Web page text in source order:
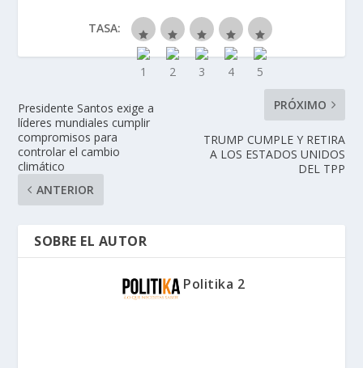
TASA:
Presidente Santos exige a
líderes mundiales cumplir
compromisos para
controlar el cambio
climático
ANTERIOR
PRÓXIMO
TRUMP CUMPLE Y RETIRA
A LOS ESTADOS UNIDOS
DEL TPP
SOBRE EL AUTOR
Politika 2